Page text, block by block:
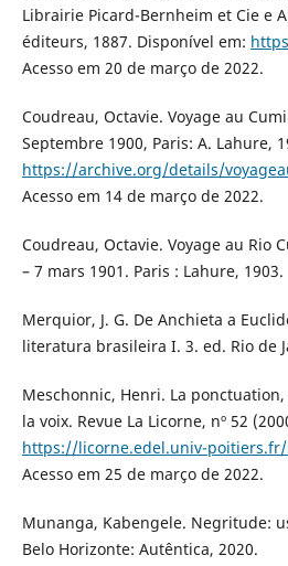
Librairie Picard-Bernheim et Cie e
éditeurs, 1887. Disponível em:
Acesso em 20 de março de 2022.
Coudreau, Octavie. Voyage au
Septembre 1900, Paris: A. Lahure,
https://archive.org/details/
Acesso em 14 de março de 2022.
Coudreau, Octavie. Voyage au Rio
– 7 mars 1901. Paris : Lahure, 1903.
Merquior, J. G. De Anchieta a
literatura brasileira I. 3. ed. Rio de
Meschonnic, Henri. La
la voix. Revue La Licorne, nº 52
https://licorne.edel.univ-poitiers.fr/
Acesso em 25 de março de 2022.
Munanga, Kabengele. Negritude:
Belo Horizonte: Autêntica, 2020.